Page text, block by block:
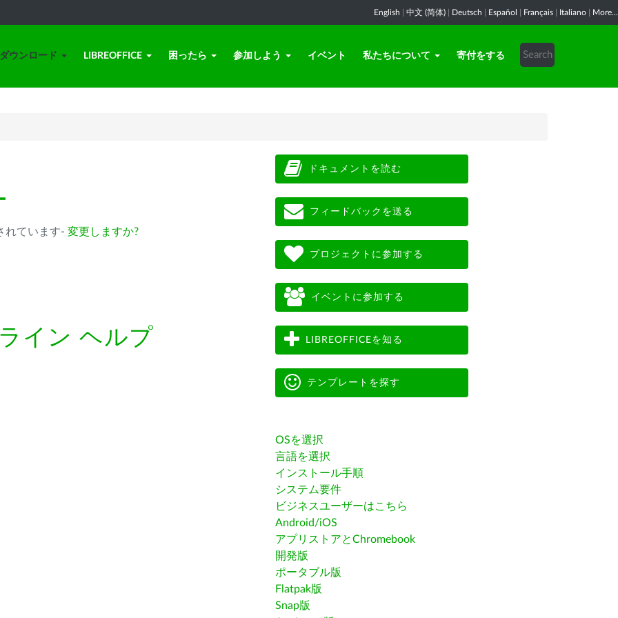
English 中文 (简体) Deutsch Español Français Italiano More...
ダウンロード LIBREOFFICE 困ったら 参加しよう イベント 私たちについて 寄付をする
れています- 変更しますか?
イン ヘルプ
ドキュメントを読む
フィードバックを送る
プロジェクトに参加する
イベントに参加する
LIBREOFFICEを知る
テンプレートを探す
OSを選択
言語を選択
インストール手順
システム要件
ビジネスユーザーはこちら
Android/iOS
アプリストアとChromebook
開発版
ポータブル版
Flatpak版
Snap版